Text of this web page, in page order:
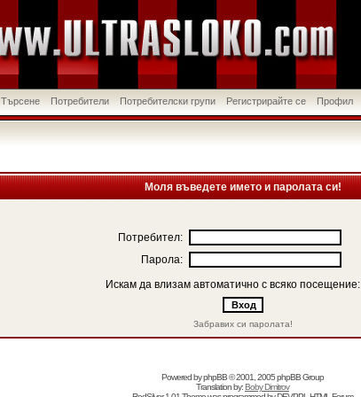
Търсене Потребители Потребителски групи Регистрирайте се Профил
Моля въведете името и паролата си!
Потребител:
Парола:
Искам да влизам автоматично с всяко посещение:
Забравих си паролата!
Powered byphpBB© 2001, 2005 phpBB Group
Translation by:Boby Dimitrov